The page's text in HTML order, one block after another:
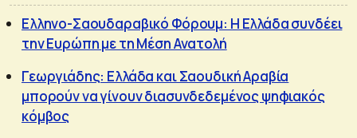
Ελληνο-Σαουδαραβικό Φόρουμ: Η Ελλάδα συνδέει
την Ευρώπη με τη Μέση Ανατολή
Γεωργιάδης: Ελλάδα και Σαουδική Αραβία
μπορούν να γίνουν διασυνδεδεμένος ψηφιακός
κόμβος